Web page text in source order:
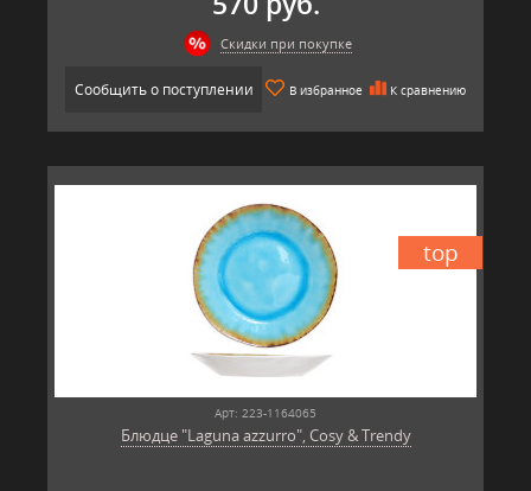
Скидки при покупке
Сообщить о поступлении В избранное К сравнению
top
Арт: 223-1164065
Блюдце "Laguna azzurro", Cosy & Trendy